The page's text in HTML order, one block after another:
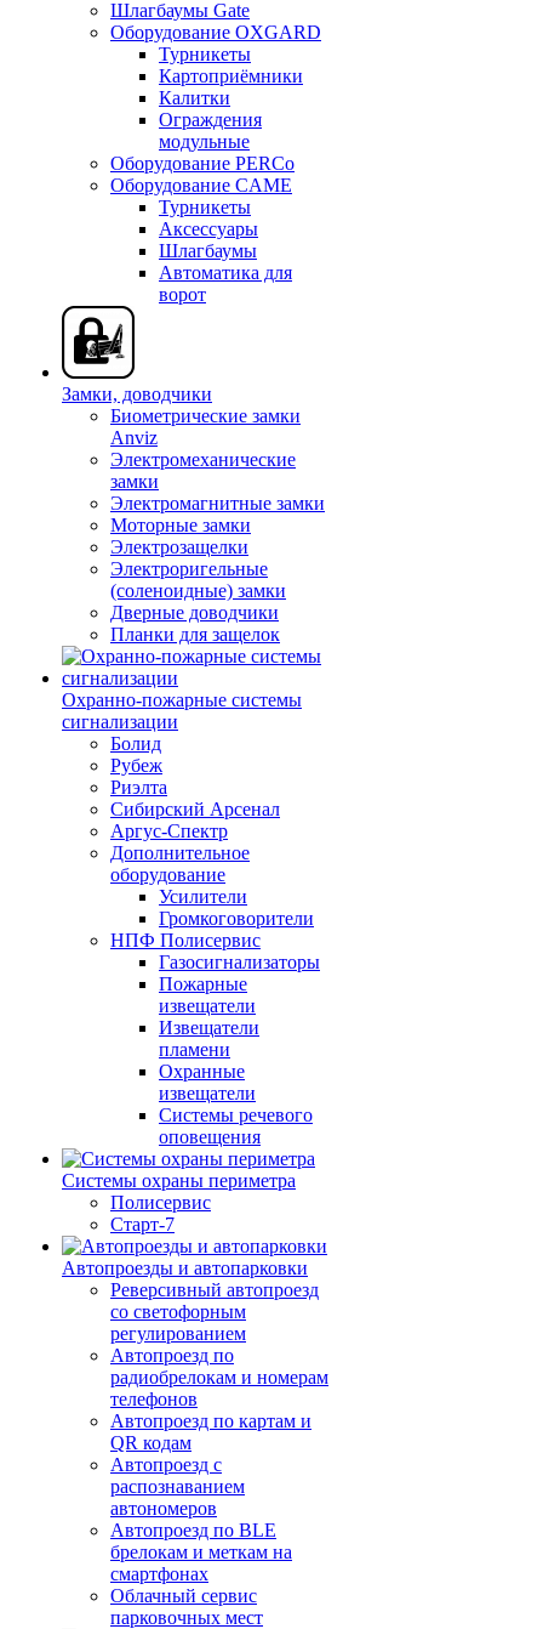
Шлагбаумы Gate
Оборудование OXGARD
Турникеты
Картоприёмники
Калитки
Ограждения
модульные
Оборудование PERCo
Оборудование CAME
Турникеты
Аксессуары
Шлагбаумы
Автоматика для
ворот
Замки, доводчики
Биометрические замки
Anviz
Электромеханические
замки
Электромагнитные замки
Моторные замки
Электрозащелки
Электроригельные
(cоленоидные) замки
Дверные доводчики
Планки для защелок
Охранно-пожарные системы
сигнализации
Болид
Рубеж
Риэлта
Сибирский Арсенал
Аргус-Спектр
Дополнительное
оборудование
Усилители
Громкоговорители
НПФ Полисервис
Газосигнализаторы
Пожарные
извещатели
Извещатели
пламени
Охранные
извещатели
Системы речевого
оповещения
Системы охраны периметра
Полисервис
Старт-7
Автопроезды и автопарковки
Реверсивный автопроезд
со светофорным
регулированием
Автопроезд по
радиобрелокам и номерам
телефонов
Автопроезд по картам и
QR кодам
Автопроезд с
распознаванием
автономеров
Автопроезд по BLE
брелокам и меткам на
смартфонах
Облачный сервис
парковочных мест